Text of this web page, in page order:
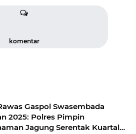
komentar
Gaspol Swasembada
2025: Polres Pimpin
Jagung Serentak Kuartal